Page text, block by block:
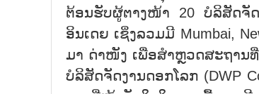
ຕ້ອນຮັບຜູ້ຕາງໜ້າ 20 ບໍລິສັດຈັ
ອິນເດຍ ເຊິ່ງລວມມີ Mumbai,
ມາ ດ່າໜັງ ເພື່ອສຳຫຼວດສະຖານ
ບໍລິສັດຈັດງານດອກໂລກ (DWP